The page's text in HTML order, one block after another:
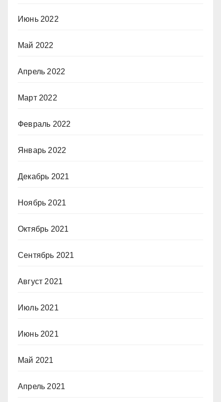
Июнь 2022
Май 2022
Апрель 2022
Март 2022
Февраль 2022
Январь 2022
Декабрь 2021
Ноябрь 2021
Октябрь 2021
Сентябрь 2021
Август 2021
Июль 2021
Июнь 2021
Май 2021
Апрель 2021